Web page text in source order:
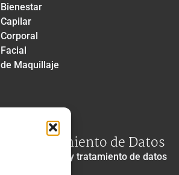
Maquillaje
y Tratamiento de Datos
de privacidad y tratamiento de datos